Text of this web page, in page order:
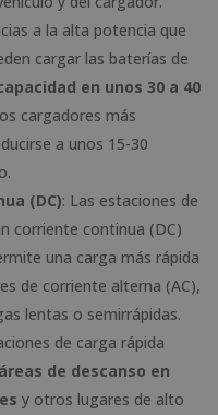
a la alta potencia que
cargar las baterías de
en unos 30 a 40
cargadores más
a unos 15-30
(DC): Las estaciones de
corriente continua (DC)
una carga más rápida
de corriente alterna (AC),
lentas o semirrápidas.
de carga rápida
de descanso en
y otros lugares de alto